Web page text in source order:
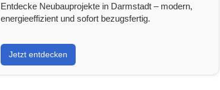
Entdecke Neubauprojekte in Darmstadt – modern,
energieeffizient und sofort bezugsfertig.
Jetzt entdecken